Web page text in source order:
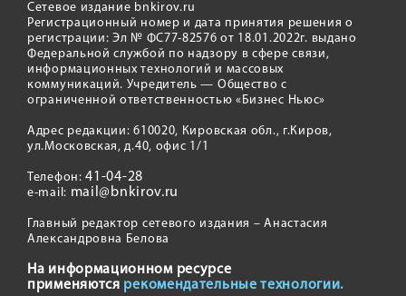
Сетевое издание bnkirov.ru
Регистрационный номер и дата принятия решения о
регистрации: Эл № ФС77-82576 от 18.01.2022г. выдано
Федеральной службой по надзору в сфере связи,
информационных технологий и массовых
коммуникаций. Учредитель — Общество с
ограниченной ответственностью «Бизнес Ньюс»
Адрес редакции: 610020, Кировская обл., г.Киров,
ул.Московская, д.40, офис 1/1
Телефон:41-04-28
e-mail: mail@bnkirov.ru
Главный редактор сетевого издания – Анастасия
Александровна Белова
На информационном ресурсе
применяются рекомендательные технологии.